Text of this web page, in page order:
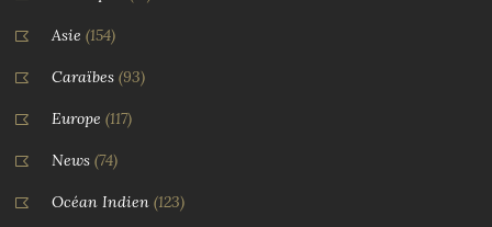
Asie (154)
Caraïbes (93)
Europe (117)
News (74)
Océan Indien (123)